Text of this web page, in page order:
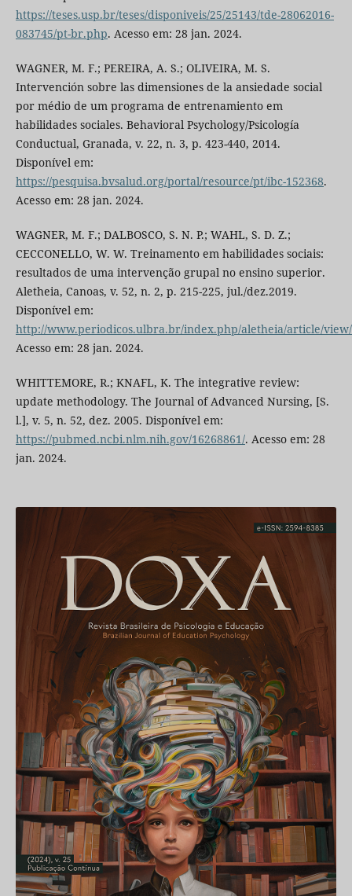
https://teses.usp.br/teses/disponiveis/25/25143/tde-28062016-
083745/pt-br.php. Acesso em: 28 jan. 2024.
WAGNER, M. F.; PEREIRA, A. S.; OLIVEIRA, M. S.
Intervención sobre las dimensiones de la ansiedade social
por médio de um programa de entrenamiento em
habilidades sociales. Behavioral Psychology/Psicología
Conductual, Granada, v. 22, n. 3, p. 423-440, 2014.
Disponível em:
https://pesquisa.bvsalud.org/portal/resource/pt/ibc-152368.
Acesso em: 28 jan. 2024.
WAGNER, M. F.; DALBOSCO, S. N. P.; WAHL, S. D. Z.;
CECCONELLO, W. W. Treinamento em habilidades sociais:
resultados de uma intervenção grupal no ensino superior.
Aletheia, Canoas, v. 52, n. 2, p. 215-225, jul./dez.2019.
Disponível em:
http://www.periodicos.ulbra.br/index.php/aletheia/article/
Acesso em: 28 jan. 2024.
WHITTEMORE, R.; KNAFL, K. The integrative review:
update methodology. The Journal of Advanced Nursing, [S.
l.], v. 5, n. 52, dez. 2005. Disponível em:
https://pubmed.ncbi.nlm.nih.gov/16268861/. Acesso em: 28
jan. 2024.